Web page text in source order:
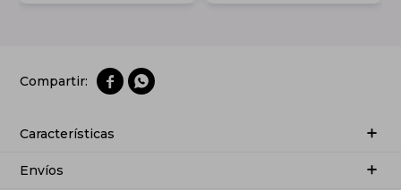
 
Características
Envíos